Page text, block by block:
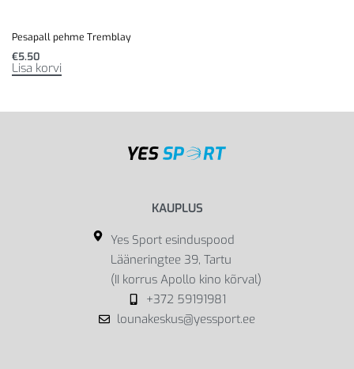
Pesapall pehme Tremblay
€5.50
Lisa korvi
KAUPLUS
Yes Sport esinduspood
Lääneringtee 39, Tartu
(II korrus Apollo kino kõrval)
+372 59191981
lounakeskus@yessport.ee